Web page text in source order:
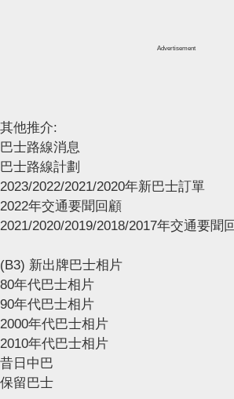
Advertisement
其他推介:
巴士路線消息
巴士路線計劃
2023/2022/2021/2020年新巴士訂單
2022年交通要聞回顧
2021/2020/2019/2018/2017年交通要聞
(B3) 新出牌巴士相片
80年代巴士相片
90年代巴士相片
2000年代巴士相片
2010年代巴士相片
昔日中巴
保留巴士